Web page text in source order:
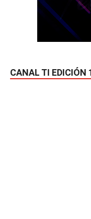
CANAL TI EDICIÓN